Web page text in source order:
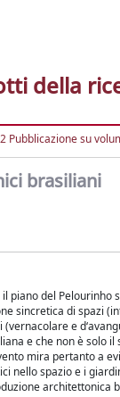
della
Pubblicazione su
brasiliani
piano del
sincretica di spazi
e
e che non è solo
mira pertanto a
nello spazio e i
architettonica